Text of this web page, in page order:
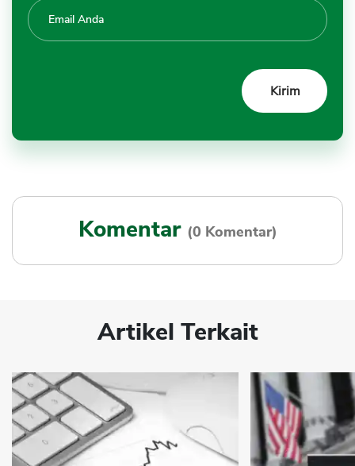
Komentar (0 Komentar)
Artikel Terkait